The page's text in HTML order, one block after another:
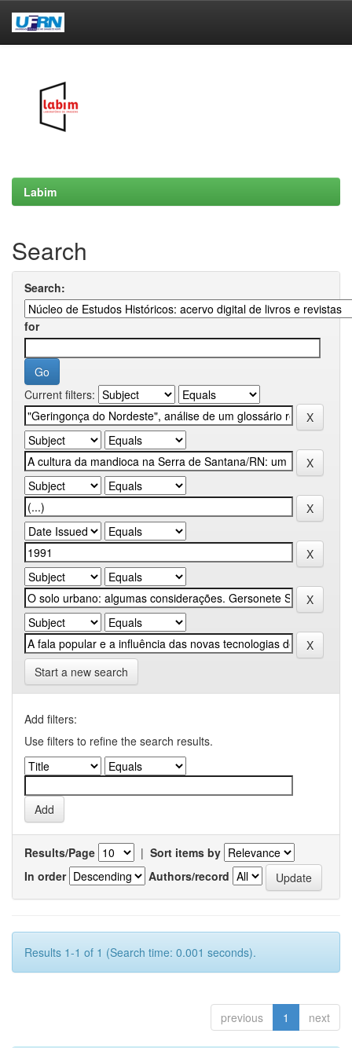
Labim
Search
Search:
for
Current filters:
Start a new search
Add filters:
Use filters to refine the search results.
Results/Page | Sort items by
In order
Authors/record
Results 1-1 of 1 (Search time: 0.001 seconds).
previous 1 next